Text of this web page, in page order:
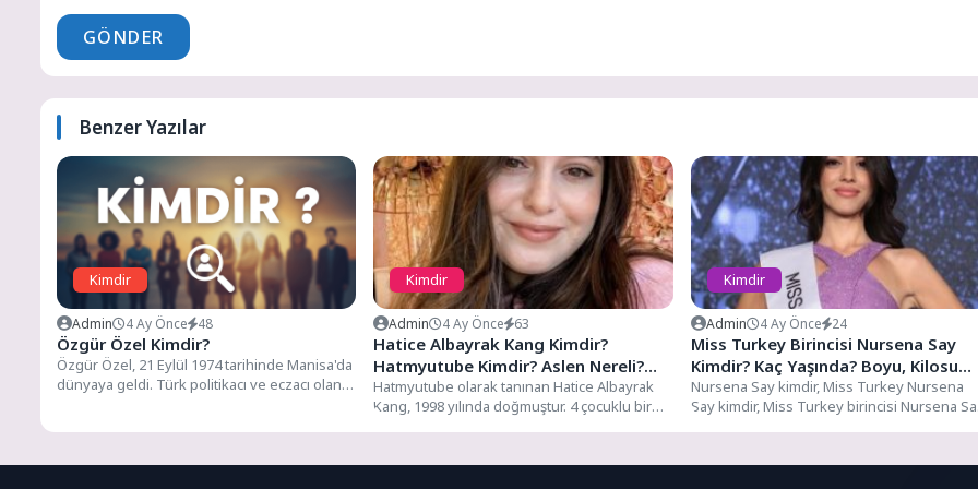
GÖNDER
Benzer Yazılar
Kimdir
Admin 4 Ay Önce 48
Özgür Özel Kimdir?
Özgür Özel, 21 Eylül 1974 tarihinde Manisa'da
dünyaya geldi. Türk politikacı ve eczacı olan
Kimdir
Admin 4 Ay Önce 63
Hatice Albayrak Kang Kimdir?
Hatmyutube Kimdir? Aslen Nereli?
Kaç Yaşında? Boyu, Kilosu Kaç?
Hatmyutube olarak tanınan Hatice Albayrak
Kang, 1998 yılında doğmuştur. 4 çocuklu bir
Kimdir
Admin 4 Ay Önce 24
Miss Turkey Birincisi Nursena Say
Kimdir? Kaç Yaşında? Boyu, Kilosu
Kaç?
Nursena Say kimdir, Miss Turkey Nursena
Say kimdir, Miss Turkey birincisi Nursena